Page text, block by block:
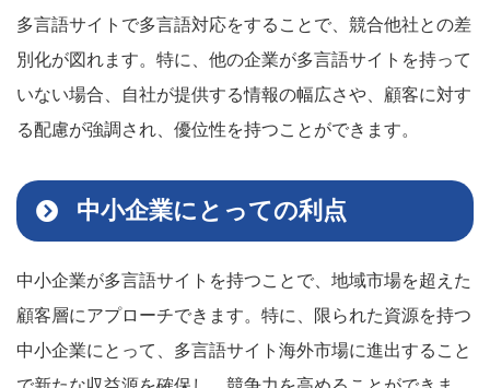
多言語サイトで多言語対応をすることで、競合他社との差
別化が図れます。特に、他の企業が多言語サイトを持って
いない場合、自社が提供する情報の幅広さや、顧客に対す
る配慮が強調され、優位性を持つことができます。
中小企業にとっての利点
中小企業が多言語サイトを持つことで、地域市場を超えた
顧客層にアプローチできます。特に、限られた資源を持つ
中小企業にとって、多言語サイト海外市場に進出すること